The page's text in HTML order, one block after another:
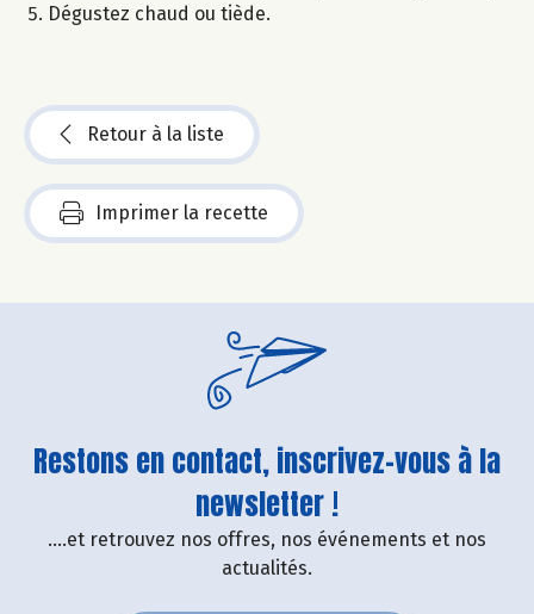
Dégustez chaud ou tiède.
Retour à la liste
Imprimer la recette
Restons en contact, inscrivez-vous à la
newsletter !
....et retrouvez nos offres, nos événements et nos
actualités.